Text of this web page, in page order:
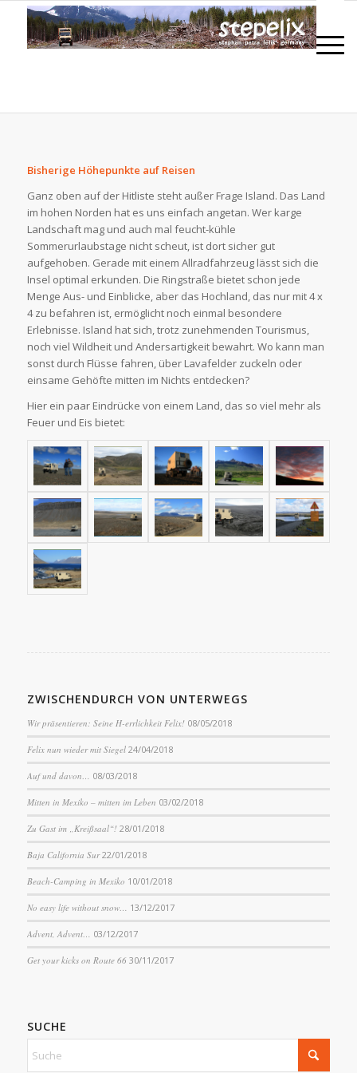
Bisherige Höhepunkte auf Reisen
Ganz oben auf der Hitliste steht außer Frage Island. Das Land
im hohen Norden hat es uns einfach angetan. Wer karge
Landschaft mag und auch mal feucht-kühle
Sommerurlaubstage nicht scheut, ist dort sicher gut
aufgehoben. Gerade mit einem Allradfahrzeug lässt sich die
Insel optimal erkunden. Die Ringstraße bietet schon jede
Menge Aus- und Einblicke, aber das Hochland, das nur mit 4 x
4 zu befahren ist, ermöglicht noch einmal besondere
Erlebnisse. Island hat sich, trotz zunehmenden Tourismus,
noch viel Wildheit und Andersartigkeit bewahrt. Wo kann man
sonst durch Flüsse fahren, über Lavafelder zuckeln oder
einsame Gehöfte mitten im Nichts entdecken?
Hier ein paar Eindrücke von einem Land, das so viel mehr als
Feuer und Eis bietet:
ZWISCHENDURCH VON UNTERWEGS
Wir präsentieren: Seine H-errlichkeit Felix! 08/05/2018
Felix nun wieder mit Siegel 24/04/2018
Auf und davon… 08/03/2018
Mitten in Mexiko – mitten im Leben 03/02/2018
Zu Gast im „Kreißsaal“! 28/01/2018
Baja California Sur 22/01/2018
Beach-Camping in Mexiko 10/01/2018
No easy life without snow… 13/12/2017
Advent, Advent… 03/12/2017
Get your kicks on Route 66 30/11/2017
SUCHE